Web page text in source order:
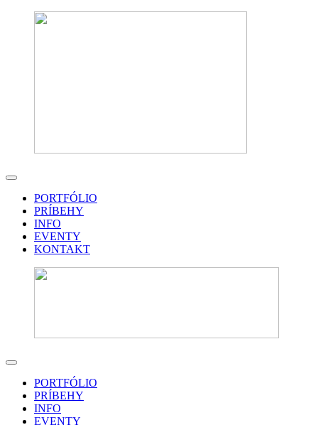
PORTFÓLIO
PRÍBEHY
INFO
EVENTY
KONTAKT
PORTFÓLIO
PRÍBEHY
INFO
EVENTY